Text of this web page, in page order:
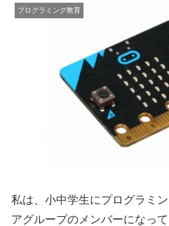
プログラミング教育
私は、小中学生にプログラミ
アグループのメンバーになって